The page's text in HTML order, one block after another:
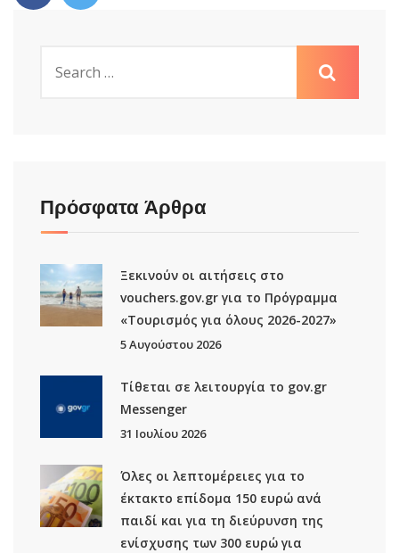
Πρόσφατα Άρθρα
Ξεκινούν οι αιτήσεις στο
vouchers.gov.gr για το Πρόγραμμα
«Τουρισμός για όλους 2026-2027»
5 Αυγούστου 2026
Τίθεται σε λειτουργία το gov.gr
Μessenger
31 Ιουλίου 2026
Όλες οι λεπτομέρειες για το
έκτακτο επίδομα 150 ευρώ ανά
παιδί και για τη διεύρυνση της
ενίσχυσης των 300 ευρώ για